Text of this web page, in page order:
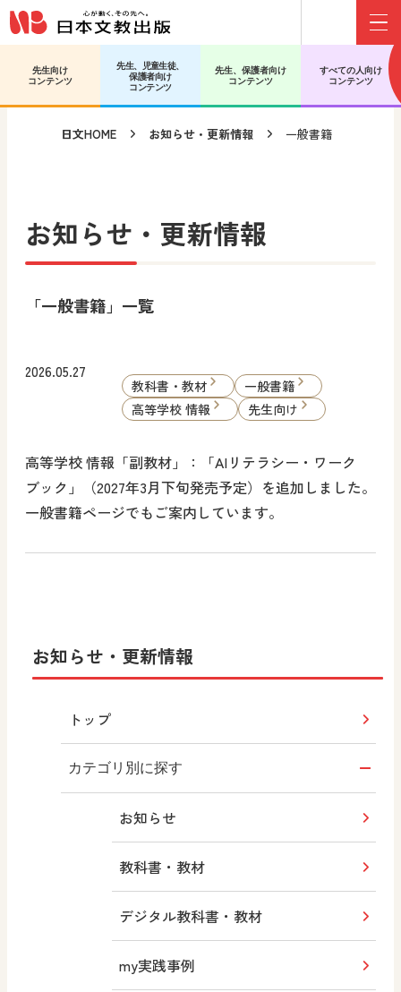
メインコンテンツへ移動
サブコンテンツへ移動
先生向け
コンテンツ
先生、児童生徒、
保護者向け
コンテンツ
先生、保護者向け
コンテンツ
すべての人向け
コンテンツ
日文HOME お知らせ・更新情報 一般書籍
お知らせ・更新情報
「一般書籍」一覧
2026.05.27
教科書・教材
一般書籍
高等学校 情報
先生向け
高等学校 情報「副教材」：「AIリテラシー・ワーク
ブック」（2027年3月下旬発売予定）を追加しました。
一般書籍ページでもご案内しています。
お知らせ・更新情報
トップ
カテゴリ別に探す
お知らせ
教科書・教材
デジタル教科書・教材
my実践事例